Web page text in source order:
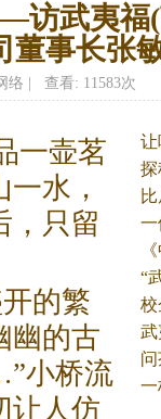
访武夷福
董事长张
络 | 查看: 11583次
福
茶
“
夷
一壶茗
水，
，只留
的繁
幽的古
小桥流
让人仿